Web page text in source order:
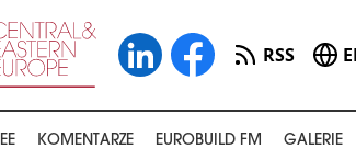
RSS
KOMENTARZE EUROBUILD FM GALERIE